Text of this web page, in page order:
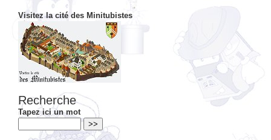
Visitez la cité des Minitubistes
Recherche
Tapez ici un mot